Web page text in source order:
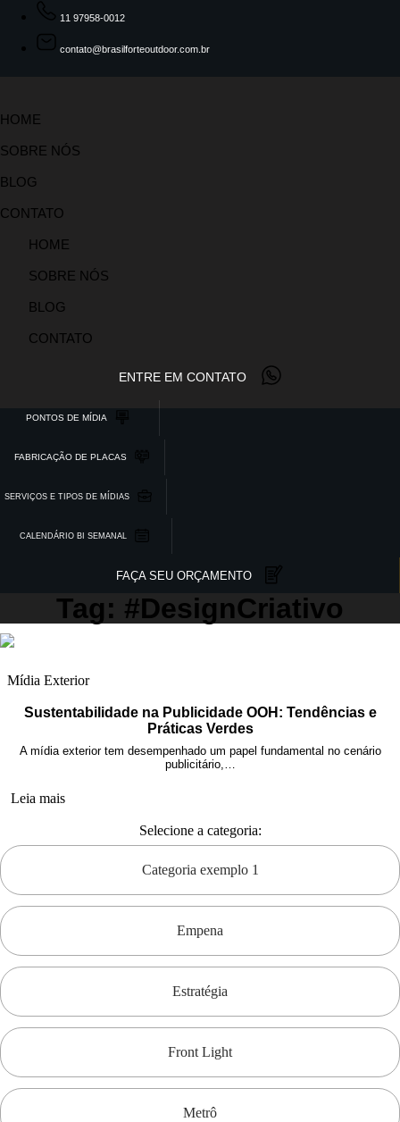
11 97958-0012
contato@brasilforteoutdoor.com.br
HOME
SOBRE NÓS
BLOG
CONTATO
HOME
SOBRE NÓS
BLOG
CONTATO
ENTRE EM CONTATO
PONTOS DE MÍDIA
FABRICAÇÃO DE PLACAS
SERVIÇOS E TIPOS DE MÍDIAS
CALENDÁRIO BI SEMANAL
FAÇA SEU ORÇAMENTO
Tag: #DesignCriativo
Mídia Exterior
Sustentabilidade na Publicidade OOH: Tendências e
Práticas Verdes
A mídia exterior tem desempenhado um papel fundamental no cenário
publicitário,…
Leia mais
Selecione a categoria:
Categoria exemplo 1
Empena
Estratégia
Front Light
Metrô